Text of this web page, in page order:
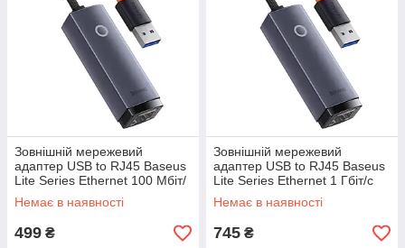
Зовнішній мережевий
адаптер USB to RJ45 Baseus
Lite Series Ethernet 100 Мбіт/
с Grey (WKQX000013)
Немає в наявності
499 ₴
Зовнішній мережевий
адаптер USB to RJ45 Baseus
Lite Series Ethernet 1 Гбіт/с
Grey (WKQX000113)
Немає в наявності
745 ₴